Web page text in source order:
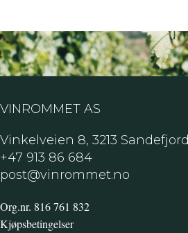
VINROMMET AS
Vinkelveien 8, 3213 Sandefjord
+47 913 86 684
post@vinrommet.no
Org.nr. 816 761 832
Kjøpsbetingelser